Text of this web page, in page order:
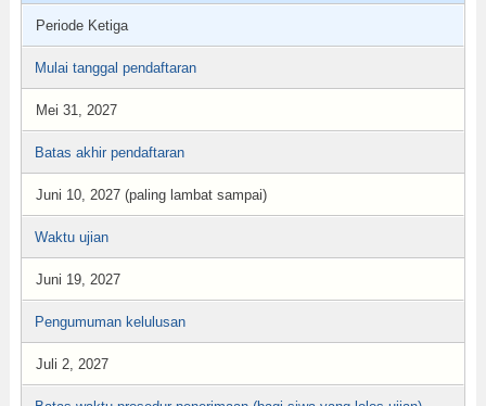
Periode Ketiga
Mulai tanggal pendaftaran
Mei 31, 2027
Batas akhir pendaftaran
Juni 10, 2027 (paling lambat sampai)
Waktu ujian
Juni 19, 2027
Pengumuman kelulusan
Juli 2, 2027